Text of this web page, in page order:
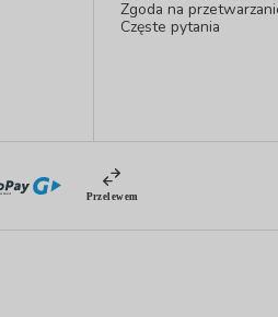
Zgoda na
Częste pytania